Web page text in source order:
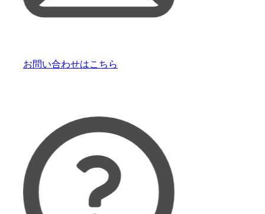
お問い合わせはこちら